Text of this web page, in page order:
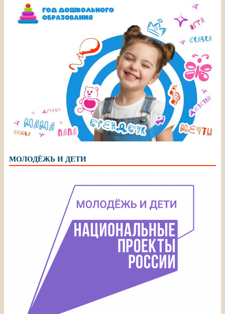
МОЛОДЁЖЬ И ДЕТИ